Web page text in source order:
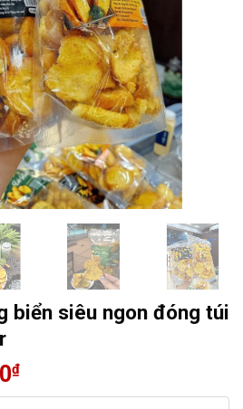
biển siêu ngon đóng túi
₫Giá
hiện